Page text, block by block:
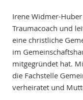
Irene Widmer-
Traumacoach und
eine christliche
im
mitgegründet hat.
die Fachstelle
verheiratet und